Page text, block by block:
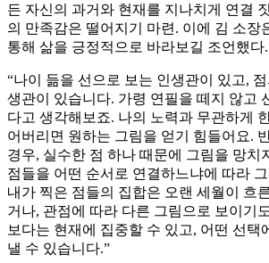
든 자신의 과거와 현재를 지나치게 연결
의 만족감은 떨어지기 마련. 이에 김 소장
통해 삶을 긍정적으로 바라보길 조언했다.
“나이 듦을 선으로 보는 인생관이 있고,
생관이 있습니다. 가령 연필을 떼지 않고
다고 생각해보죠. 나의 노력과 무관하게
어버리면 원하는 그림을 얻기 힘들어요.
경우, 실수한 점 하나 때문에 그림을 망치
점들을 어떤 순서로 연결하느냐에 따라
내가 찍은 점들의 집합은 오랜 세월이 흐
거나, 관점에 따라 다른 그림으로 보이기
보다는 현재에 집중할 수 있고, 어떤 선택
낼 수 있습니다.”